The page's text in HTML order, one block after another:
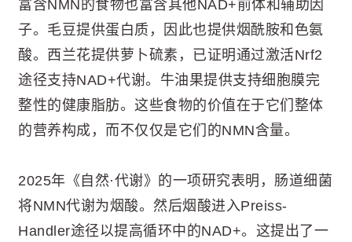
富含NMN的食物也富含其他NAD+前体和辅助因
子。毛豆提供蛋白质，因此也提供烟酰胺和色氨
酸。西兰花提供萝卜硫素，已证明通过激活Nrf2
途径支持NAD+代谢。牛油果提供支持细胞膜完
整性的健康脂肪。这些食物的价值在于它们整体
的营养构成，而不仅仅是它们的NMN含量。
2025年《自然·代谢》的一项研究表明，肠道细菌
将NMN代谢为烟酸。然后烟酸进入Preiss-
Handler途径以提高循环中的NAD+。这提出了一